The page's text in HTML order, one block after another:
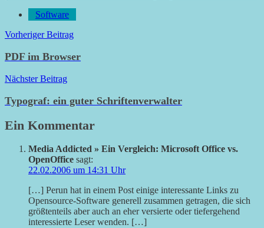
Software
Beitragsnavigation
Vorheriger Beitrag
PDF im Browser
Nächster Beitrag
Typograf: ein guter Schriftenverwalter
Ein Kommentar
Media Addicted » Ein Vergleich: Microsoft Office vs.
OpenOffice sagt:
22.02.2006 um 14:31 Uhr
[…] Perun hat in einem Post einige interessante Links zu
Opensource-Software generell zusammen getragen, die sich
größtenteils aber auch an eher versierte oder tiefergehend
interessierte Leser wenden. […]